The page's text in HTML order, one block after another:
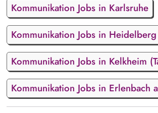
Kommunikation Jobs in Karlsruhe
Kommunikation Jobs in Heidelberg
Kommunikation Jobs in Kelkheim
Kommunikation Jobs in Erlenbach